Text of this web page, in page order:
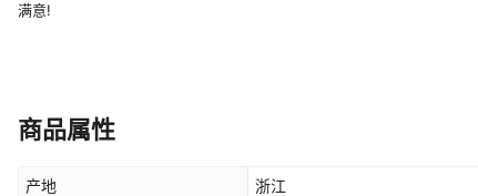
满意!
商品属性
产地 浙江